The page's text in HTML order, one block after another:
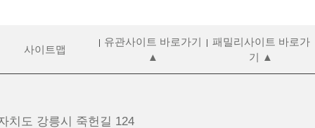
사이트맵
유관사이트 바로가기
▲
패밀리사이트 바로가
기 ▲
치도 강릉시 죽헌길 124